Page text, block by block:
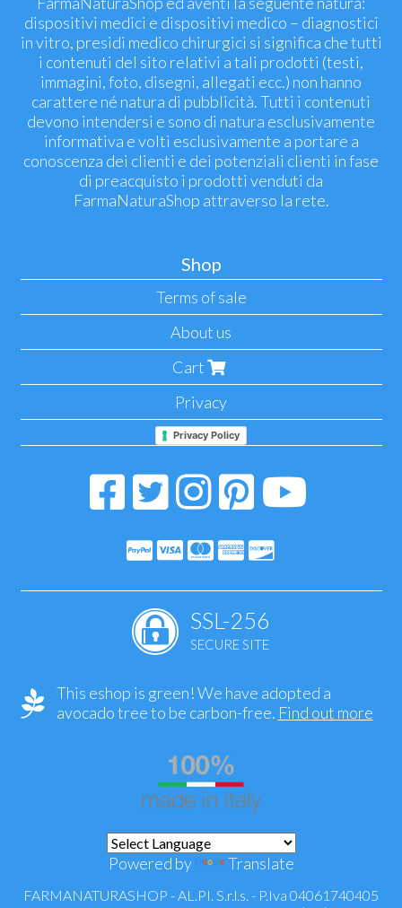
dispositivi medici e dispositivi medico – diagnostici
in vitro, presidi medico chirurgici si significa che tutti
i contenuti del sito relativi a tali prodotti (testi,
immagini, foto, disegni, allegati ecc.) non hanno
carattere né natura di pubblicità. Tutti i contenuti
devono intendersi e sono di natura esclusivamente
informativa e volti esclusivamente a portare a
conoscenza dei clienti e dei potenziali clienti in fase
di preacquisto i prodotti venduti da
FarmaNaturaShop attraverso la rete.
Shop
Terms of sale
About us
Cart
Privacy
Privacy Policy
SSL-256
SECURE SITE
This eshop is green! We have adopted a
avocado tree to be carbon-free. Find out more
Powered by Translate
FARMANATURASHOP - AL.PI. S.r.l.s. - P.Iva 04061740405